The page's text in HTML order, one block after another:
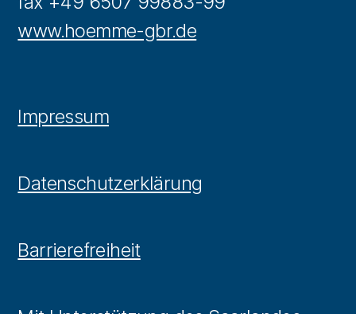
www.hoemme-gbr.de
Impressum
Datenschutzerklärung
Barrierefreiheit